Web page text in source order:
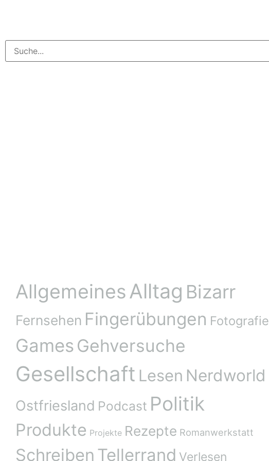
AllgemeinesAlltag Bizarr
Fernsehen Fingerübungen Fotografie
GamesGehversuche
Gesellschaft Lesen Nerdworld
Ostfriesland Podcast Politik
Produkte Projekte Rezepte Romanwerkstatt
Schreiben Tellerrand Verlesen